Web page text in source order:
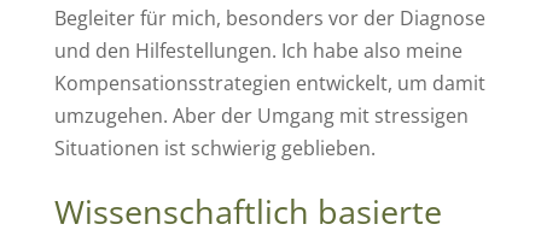
Begleiter für mich, besonders vor der Diagnose
und den Hilfestellungen. Ich habe also meine
Kompensationsstrategien entwickelt, um damit
umzugehen. Aber der Umgang mit stressigen
Situationen ist schwierig geblieben.
Wissenschaftlich basierte